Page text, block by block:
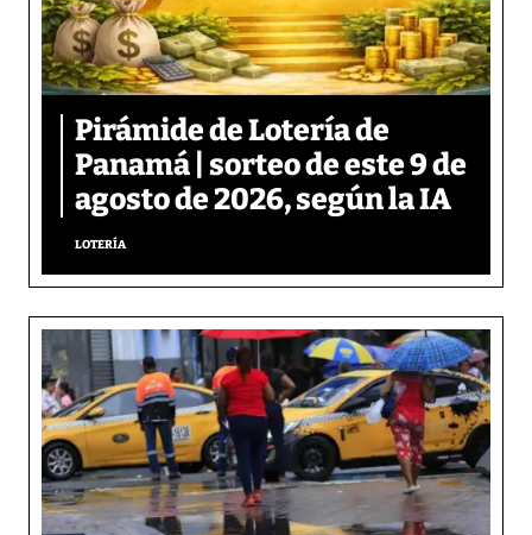
Pirámide de Lotería de
Panamá | sorteo de este 9 de
agosto de 2026, según la IA
LOTERÍA